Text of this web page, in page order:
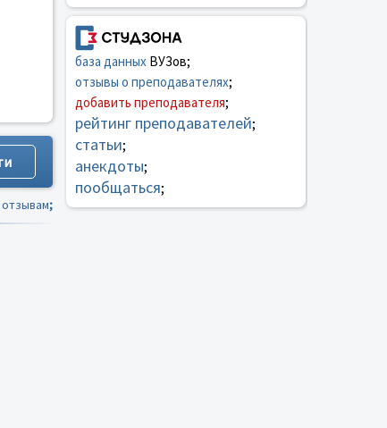
отзывам;
база данныхВУЗов;
отзывы о преподавателях;
добавить преподавателя;
рейтинг преподавателей;
статьи;
анекдоты;
пообщаться;